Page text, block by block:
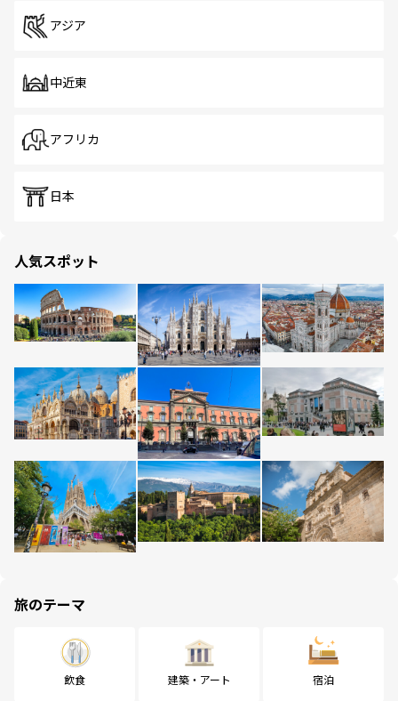
アジア
中近東
アフリカ
日本
人気スポット
旅のテーマ
飲食 建築・アート 宿泊